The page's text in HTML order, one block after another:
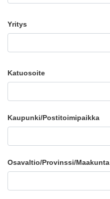
Yritys
Katuosoite
Kaupunki/Postitoimipaikka
Osavaltio/Provinssi/Maakunta